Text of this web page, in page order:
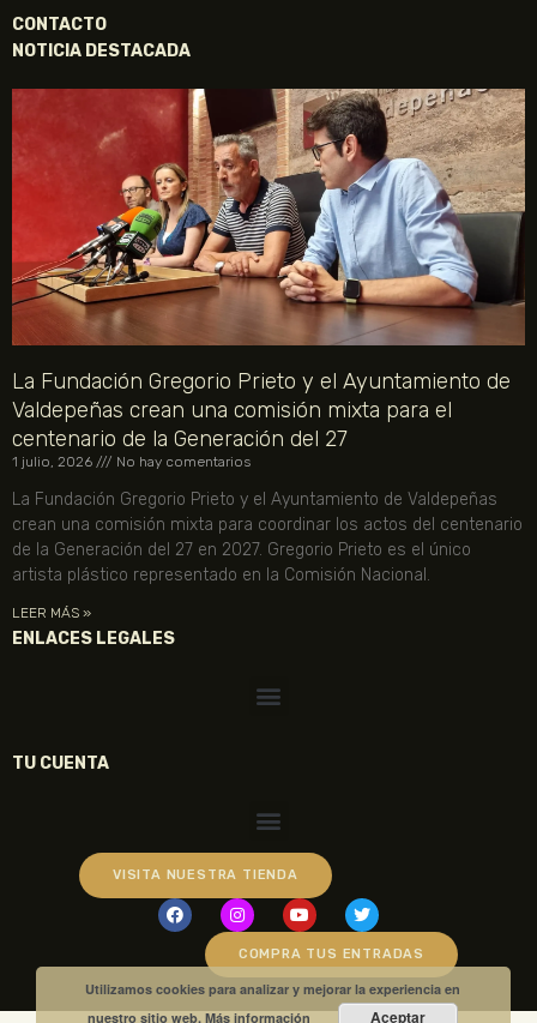
CONTACTO
NOTICIA DESTACADA
La Fundación Gregorio Prieto y el Ayuntamiento de
Valdepeñas crean una comisión mixta para el
centenario de la Generación del 27
1 julio, 2026 No hay comentarios
La Fundación Gregorio Prieto y el Ayuntamiento de Valdepeñas
crean una comisión mixta para coordinar los actos del centenario
de la Generación del 27 en 2027. Gregorio Prieto es el único
artista plástico representado en la Comisión Nacional.
LEER MÁS »
ENLACES LEGALES
TU CUENTA
VISITA NUESTRA TIENDA
COMPRA TUS ENTRADAS
Utilizamos cookies para analizar y mejorar la experiencia en
nuestro sitio web.Más información Aceptar